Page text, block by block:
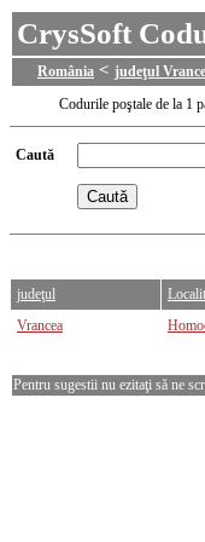
CrysSoft
România < judeţul
Codurile poştale de la 1
Caută
judeţul
Vrancea
Pentru sugestii nu ezitaţi să ne